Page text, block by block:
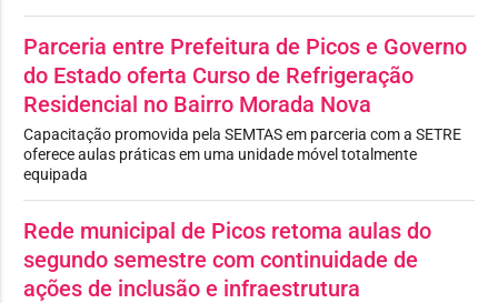
Parceria entre Prefeitura de Picos e Governo
do Estado oferta Curso de Refrigeração
Residencial no Bairro Morada Nova
Capacitação promovida pela SEMTAS em parceria com a SETRE
oferece aulas práticas em uma unidade móvel totalmente
equipada
Rede municipal de Picos retoma aulas do
segundo semestre com continuidade de
ações de inclusão e infraestrutura